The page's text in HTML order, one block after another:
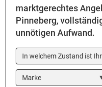
marktgerechtes
Pinneberg,
unnötigen Aufwand.
In welchem Zustand ist
Marke